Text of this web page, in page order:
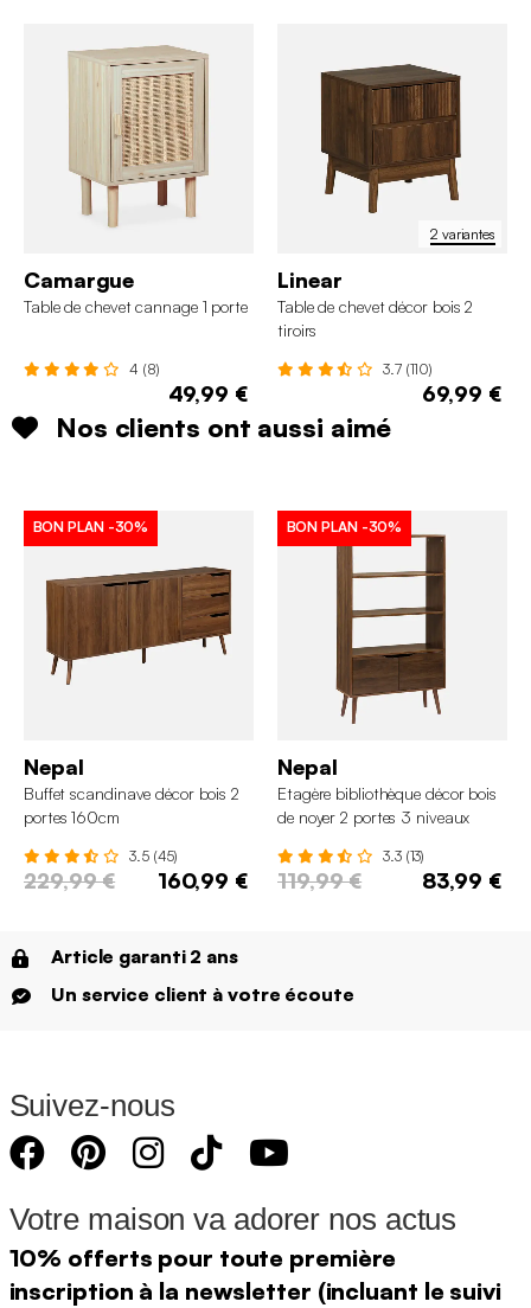
Camargue
Table de chevet cannage 1 porte
4 (8)
49,99 €
2 variantes
Linear
Table de chevet décor bois 2
tiroirs
3.7 (110)
69,99 €
Nos clients ont aussi aimé
BON PLAN -30%
Nepal
Buffet scandinave décor bois 2
portes 160cm
3.5 (45)
229,99 € 160,99 €
BON PLAN -30%
Nepal
Etagère bibliothèque décor bois
de noyer 2 portes 3 niveaux
3.3 (13)
119,99 € 83,99 €
Article garanti 2 ans
Un service client à votre écoute
Suivez-nous
Votre maison va adorer nos actus
10% offerts pour toute première
inscription à la newsletter (incluant le suivi